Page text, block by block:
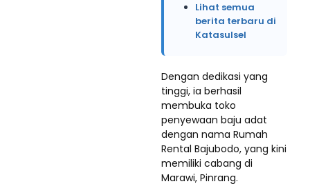
Lihat semua
berita terbaru di
Katasulsel
Dengan dedikasi yang
tinggi, ia berhasil
membuka toko
penyewaan baju adat
dengan nama Rumah
Rental Bajubodo, yang kini
memiliki cabang di
Marawi, Pinrang.